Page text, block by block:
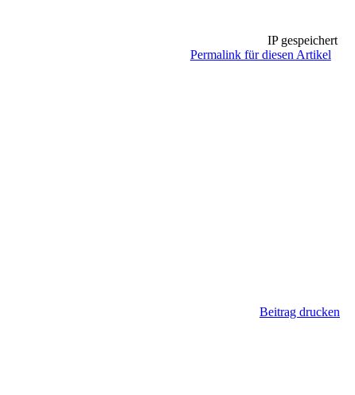
IP gespeichert
Permalink für diesen Artikel
Beitrag drucken